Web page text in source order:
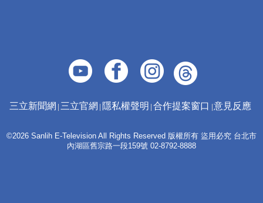
三立新聞網 三立官網 隱私權聲明 合作提案窗口 意見反應
©2026 Sanlih E-Television All Rights Reserved 版權所有 盜用必究 台北市
內湖區舊宗路一段159號 02-8792-8888